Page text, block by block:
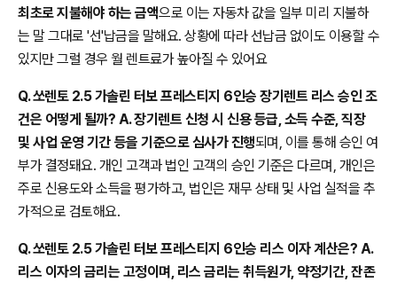
최초로 지불해야 하는 금액으로 이는 자동차 값을 일부 미리 지불하
는 말 그대로 '선'납금을 말해요. 상황에 따라 선납금 없이도 이용할 수
있지만 그럴 경우 월 렌트료가 높아질 수 있어요
Q. 쏘렌토 2.5 가솔린 터보 프레스티지 6인승 장기렌트 리스 승인 조
건은 어떻게 될까? A. 장기렌트 신청 시 신용 등급, 소득 수준, 직장
및 사업 운영 기간 등을 기준으로 심사가 진행되며, 이를 통해 승인 여
부가 결정돼요. 개인 고객과 법인 고객의 승인 기준은 다르며, 개인은
주로 신용도와 소득을 평가하고, 법인은 재무 상태 및 사업 실적을 추
가적으로 검토해요.
Q. 쏘렌토 2.5 가솔린 터보 프레스티지 6인승 리스 이자 계산은? A.
리스 이자의 금리는 고정이며, 리스 금리는 취득원가, 약정기간, 잔존